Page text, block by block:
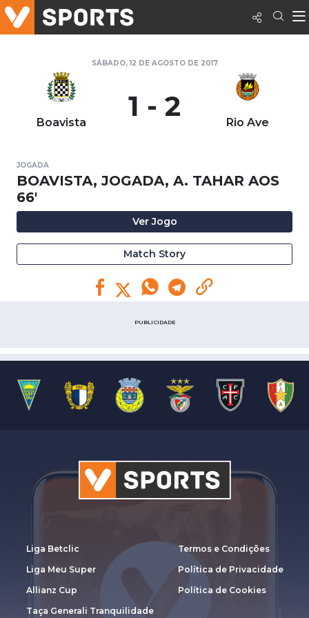
SÁBADO, 12 DE AGOSTO DE 2017
Boavista 1 - 2 Rio Ave
JOGADA
BOAVISTA, JOGADA, A. TAHAR AOS
66'
Ver Jogo
Match Story
PUBLICIDADE
Liga Betclic
Liga Meu Super
Allianz Cup
Taça Generali Tranquilidade
Termos e Condições
Política de Privacidade
Política de Cookies